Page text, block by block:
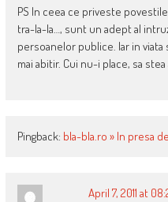
PS In ceea ce priveste
tra-la-la…, sunt un adept al
persoanelor publice. Iar in
mai abitir. Cui nu-i place, sa stea
Pingback: bla-bla.ro » In presa
April 7, 2011 at